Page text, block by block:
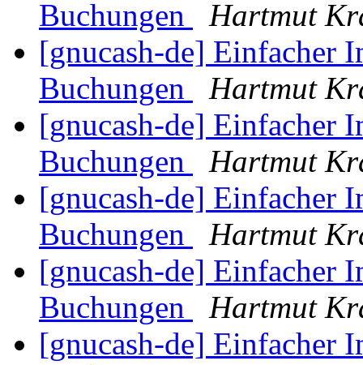
Buchungen
Hartmut
[gnucash-de] Einfacher
Buchungen
Hartmut
[gnucash-de] Einfacher
Buchungen
Hartmut
[gnucash-de] Einfacher
Buchungen
Hartmut
[gnucash-de] Einfacher
Buchungen
Hartmut
[gnucash-de] Einfacher